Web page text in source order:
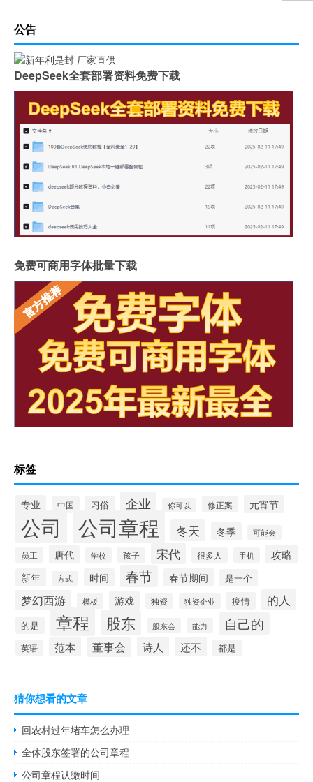
公告
DeepSeek全套部署资料免费下载
免费可商用字体批量下载
标签
专业 中国 习俗 企业 你可以 修正案 元宵节
公司 公司章程 冬天 冬季 可能会
员工 唐代 学校 孩子 宋代 很多人 手机 攻略
新年 方式 时间 春节 春节期间 是一个
梦幻西游 模板 游戏 独资 独资企业 疫情 的人
的是 章程 股东 股东会 能力 自己的
英语 范本 董事会 诗人 还不 都是
猜你想看的文章
回农村过年堵车怎么办理
全体股东签署的公司章程
公司章程认缴时间